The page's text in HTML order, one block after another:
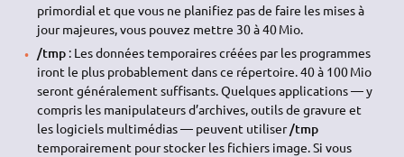
primordial et que vous ne planifiez pas de faire les mises à
jour majeures, vous pouvez mettre 30 à 40 Mio.
/tmp: Les données temporaires créées par les programmes
iront le plus probablement dans ce répertoire. 40 à 100 Mio
seront généralement suffisants. Quelques applications — y
compris les manipulateurs d’archives, outils de gravure et
les logiciels multimédias — peuvent utiliser/tmp
temporairement pour stocker les fichiers image. Si vous